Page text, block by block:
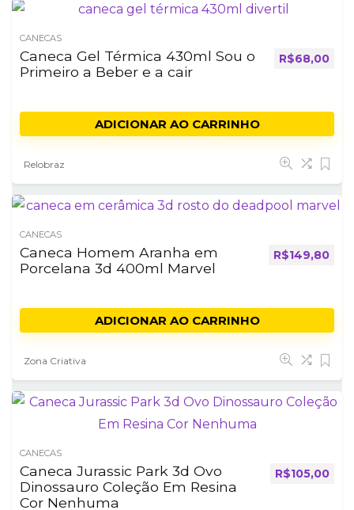
CANECAS
Caneca Gel Térmica 430ml Sou o
Primeiro a Beber e a cair
R$68,00
ADICIONAR AO CARRINHO
Relobraz
CANECAS
Caneca Homem Aranha em
Porcelana 3d 400ml Marvel
R$149,80
ADICIONAR AO CARRINHO
Zona Criativa
CANECAS
Caneca Jurassic Park 3d Ovo
Dinossauro Coleção Em Resina
Cor Nenhuma
R$105,00